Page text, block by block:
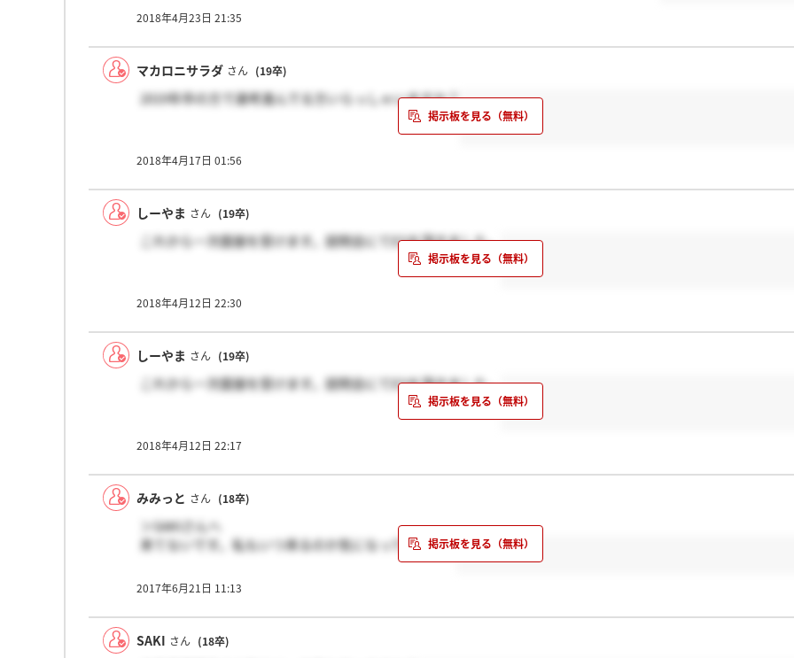
2018年4月23日 21:35
マカロニサラダ さん (19卒)
2019年卒の方で選考進んでる方いらっしゃいますか？
2018年4月17日 01:56
しーやま さん (19卒)
これから一次面接を受けます。説明会にてESを頂きました。
2018年4月12日 22:30
しーやま さん (19卒)
これから一次面接を受けます。説明会にてESを頂きました。
2018年4月12日 22:17
みみっと さん (18卒)
＞SAKIさんへ
来てないです。私もいつ来るのか気になってました。
2017年6月21日 11:13
SAKI さん (18卒)